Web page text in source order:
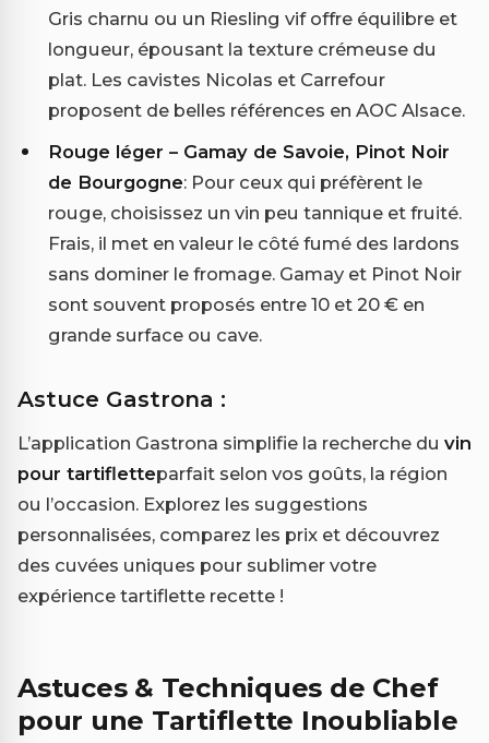
Gris charnu ou un Riesling vif offre équilibre et
longueur, épousant la texture crémeuse du
plat. Les cavistes Nicolas et Carrefour
proposent de belles références en AOC Alsace.
Rouge léger – Gamay de Savoie, Pinot Noir
de Bourgogne: Pour ceux qui préfèrent le
rouge, choisissez un vin peu tannique et fruité.
Frais, il met en valeur le côté fumé des lardons
sans dominer le fromage. Gamay et Pinot Noir
sont souvent proposés entre 10 et 20 € en
grande surface ou cave.
Astuce Gastrona :
L’application Gastrona simplifie la recherche du vin
pour tartifletteparfait selon vos goûts, la région
ou l’occasion. Explorez les suggestions
personnalisées, comparez les prix et découvrez
des cuvées uniques pour sublimer votre
expérience tartiflette recette !
Astuces & Techniques de Chef
pour une Tartiflette Inoubliable